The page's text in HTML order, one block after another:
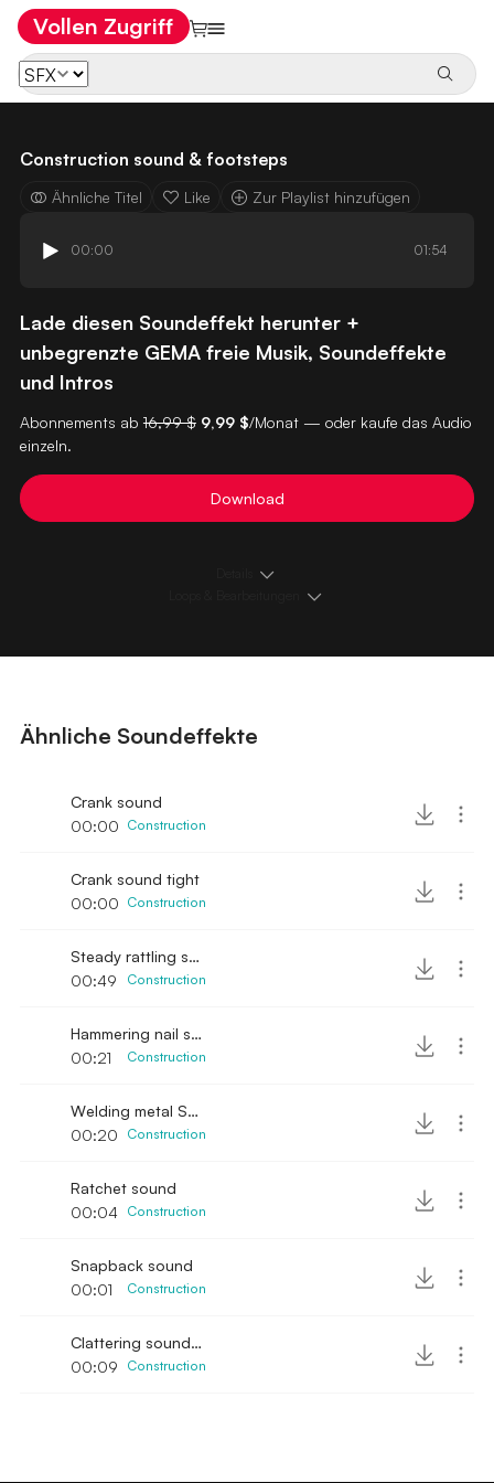
Vollen Zugriff
Construction sound & footsteps
Ähnliche Titel Like Zur Playlist hinzufügen
00:00 01:54
Lade diesen Soundeffekt herunter +
unbegrenzte GEMA freie Musik, Soundeffekte
und Intros
Abonnements ab 16,99 $ 9,99 $/Monat — oder kaufe das Audio
einzeln.
Download
Ähnliche Soundeffekte
Crank sound
00:00 Construction
Crank sound tight
00:00 Construction
Steady rattling sound
00:49
Construction
Hammering nail sound
00:21
Construction
Welding metal SFX
00:20
Construction
Ratchet sound
00:04
Construction
Snapback sound
00:01
Construction
Clattering sound in workshop
00:09
Construction